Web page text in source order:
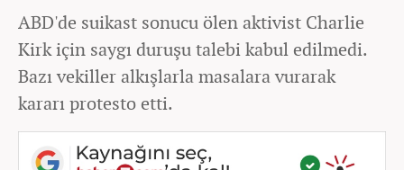
ABD'de suikast sonucu ölen aktivist Charlie
Kirk için saygı duruşu talebi kabul edilmedi.
Bazı vekiller alkışlarla masalara vurarak
kararı protesto etti.